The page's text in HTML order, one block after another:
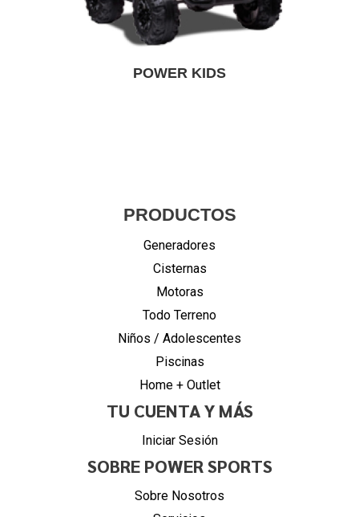
POWER KIDS
PRODUCTOS
Generadores
Cisternas
Motoras
Todo Terreno
Niños / Adolescentes
Piscinas
Home + Outlet
TU CUENTA Y MÁS
Iniciar Sesión
SOBRE POWER SPORTS
Sobre Nosotros